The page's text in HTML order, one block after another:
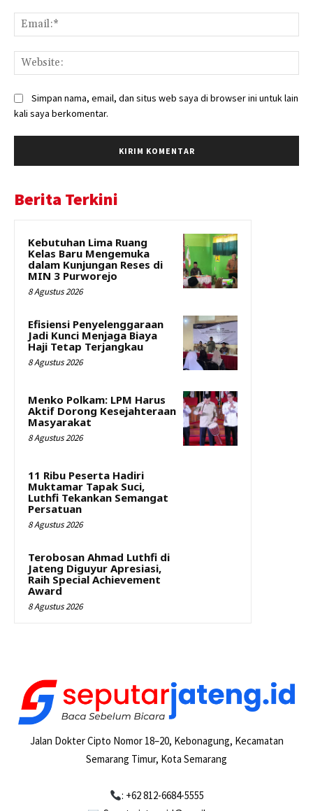
Simpan nama, email, dan situs web saya di browser ini untuk lain
kali saya berkomentar.
Berita Terkini
Kebutuhan Lima Ruang
Kelas Baru Mengemuka
dalam Kunjungan Reses di
MIN 3 Purworejo
8 Agustus 2026
Efisiensi Penyelenggaraan
Jadi Kunci Menjaga Biaya
Haji Tetap Terjangkau
8 Agustus 2026
Menko Polkam: LPM Harus
Aktif Dorong Kesejahteraan
Masyarakat
8 Agustus 2026
11 Ribu Peserta Hadiri
Muktamar Tapak Suci,
Luthfi Tekankan Semangat
Persatuan
8 Agustus 2026
Terobosan Ahmad Luthfi di
Jateng Diguyur Apresiasi,
Raih Special Achievement
Award
8 Agustus 2026
Jalan Dokter Cipto Nomor 18–20, Kebonagung, Kecamatan
Semarang Timur, Kota Semarang
: +62 812-6684-5555